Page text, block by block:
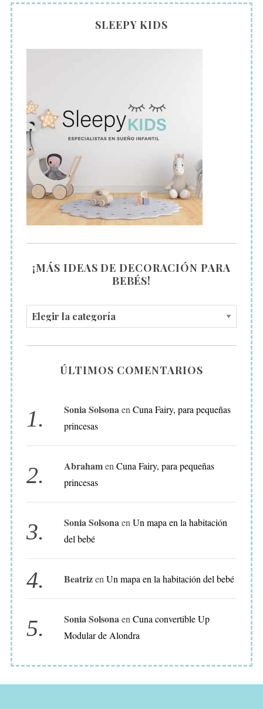
SLEEPY KIDS
¡MÁS IDEAS DE DECORACIÓN PARA
BEBÉS!
M
Á
E
A
S
E
C
O
R
A
Ó
ÚLTIMOS COMENTARIOS
Sonia SolsonaenCuna Fairy, para pequeñas
princesas
AbrahamenCuna Fairy, para pequeñas
princesas
Sonia SolsonaenUn mapa en la habitación
del bebé
BeatrizenUn mapa en la habitación del bebé
Sonia SolsonaenCuna convertible Up
Modular de Alondra